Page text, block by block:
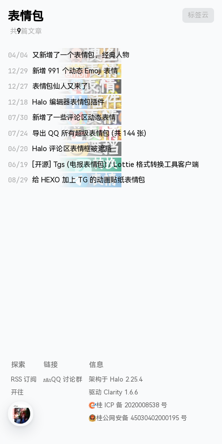
标签云
表情包
共9篇文章
04/04 又新增了一个表情包，经典人物
12/29 新增 991 个动态 Emoji 表情
12/27 表情包仙人又来了！
12/18 Halo 编辑器表情包插件
07/30 新增了一些评论区动态表情
07/24 导出 QQ 所有超级表情包 (共 144 张)
06/20 Halo 评论区表情框被遮挡
06/19 [开源] Tgs (电报表情包) / Lottie 格式转换工具客户端
08/29 给 HEXO 加上 TG 的动画贴纸表情包
探索
RSS 订阅
开往
链接
QQ 讨论群
信息
架构于 Halo 2.25.4
驱动 Clarity 1.6.6
桂 ICP 备 2020008538 号
桂公网安备 45030402000195 号